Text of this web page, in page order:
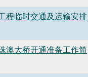
程临时交通及运输安排
澳大桥开通准备工作简